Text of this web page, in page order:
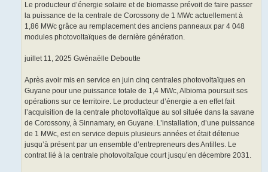
Le producteur d’énergie solaire et de biomasse prévoit de faire passer
la puissance de la centrale de Corossony de 1 MWc actuellement à
1,86 MWc grâce au remplacement des anciens panneaux par 4 048
modules photovoltaïques de dernière génération.
juillet 11, 2025 Gwénaëlle Deboutte
Après avoir mis en service en juin cinq centrales photovoltaïques en
Guyane pour une puissance totale de 1,4 MWc, Albioma poursuit ses
opérations sur ce territoire. Le producteur d’énergie a en effet fait
l’acquisition de la centrale photovoltaïque au sol située dans la savane
de Corossony, à Sinnamary, en Guyane. L’installation, d’une puissance
de 1 MWc, est en service depuis plusieurs années et était détenue
jusqu’à présent par un ensemble d’entrepreneurs des Antilles. Le
contrat lié à la centrale photovoltaïque court jusqu’en décembre 2031.